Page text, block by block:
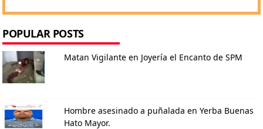
POPULAR POSTS
Matan Vigilante en Joyería el Encanto de SPM
Hombre asesinado a puñalada en Yerba Buenas
Hato Mayor.